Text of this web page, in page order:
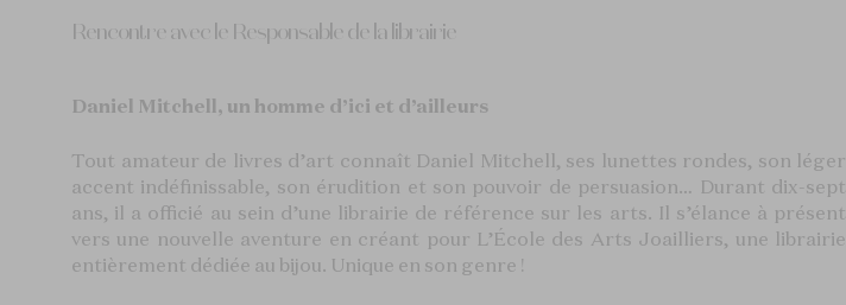
Rencontre avec le Responsable de la librairie
Daniel Mitchell, un homme d’ici et d’ailleurs
Tout amateur de livres d’art connaît Daniel Mitchell, ses lunettes rondes, son léger
accent indéfinissable, son érudition et son pouvoir de persuasion… Durant dix-sept
ans, il a officié au sein d’une librairie de référence sur les arts. Il s’élance à présent
vers une nouvelle aventure en créant pour L’École des Arts Joailliers, une librairie
entièrement dédiée au bijou. Unique en son genre !